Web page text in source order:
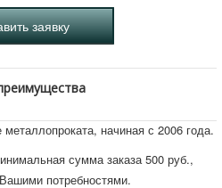
начиная с 2006 года.
сумма заказа 500 руб.,
потребностями.